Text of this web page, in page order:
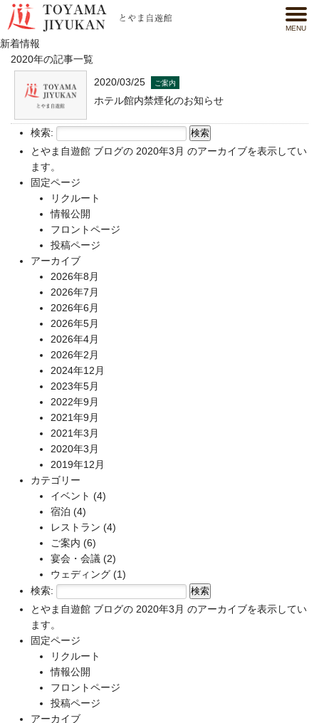
MENU
新着情報
2020年の記事一覧
2020/03/25
ご案内
ホテル館内禁煙化のお知らせ
検索:
とやま自遊館 ブログの 2020年3月 のアーカイブを表示してい
ます。
固定ページ
リクルート
情報公開
フロントページ
投稿ページ
アーカイブ
2026年8月
2026年7月
2026年6月
2026年5月
2026年4月
2026年2月
2024年12月
2023年5月
2022年9月
2021年9月
2021年3月
2020年3月
2019年12月
カテゴリー
イベント (4)
宿泊 (4)
レストラン (4)
ご案内 (6)
宴会・会議 (2)
ウェディング (1)
検索:
とやま自遊館 ブログの 2020年3月 のアーカイブを表示してい
ます。
固定ページ
リクルート
情報公開
フロントページ
投稿ページ
アーカイブ